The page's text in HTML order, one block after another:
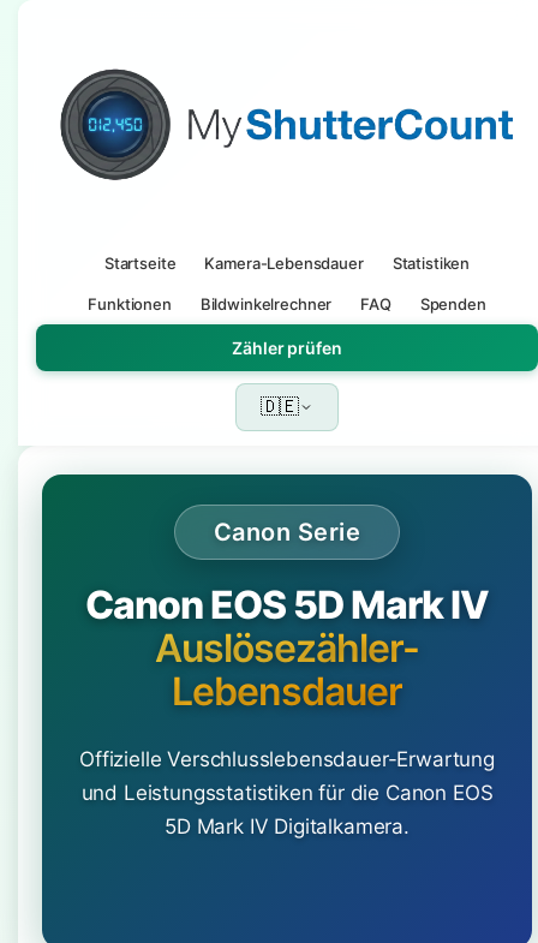
Startseite Kamera-Lebensdauer Statistiken
Funktionen Bildwinkelrechner FAQ Spenden
Zähler prüfen
🇩🇪
Canon Serie
Canon EOS 5D Mark IV
Auslösezähler-
Lebensdauer
Offizielle Verschlusslebensdauer-Erwartung
und Leistungsstatistiken für die Canon EOS
5D Mark IV Digitalkamera.